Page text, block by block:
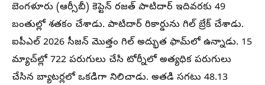
బెంగళూరు (ఆర్సీబీ) కెప్టెన్ రజత్ పాటిదార్ ఇదివరకు 49
బంతుల్లో శతకం చేశాడు. పాటిదార్ రికార్డును గిల్ బ్రేక్ చేశాడు.
ఐపీఎల్ 2026 సీజన్ మొత్తం గిల్ అద్భుత ఫామ్‌లో ఉన్నాడు. 15
మ్యాచ్‌ల్లో 722 పరుగులు చేసి టోర్నీలో అత్యధిక పరుగులు
చేసిన బ్యాటర్లలో ఒకడిగా నిలిచాడు. అతడి సగటు 48.13